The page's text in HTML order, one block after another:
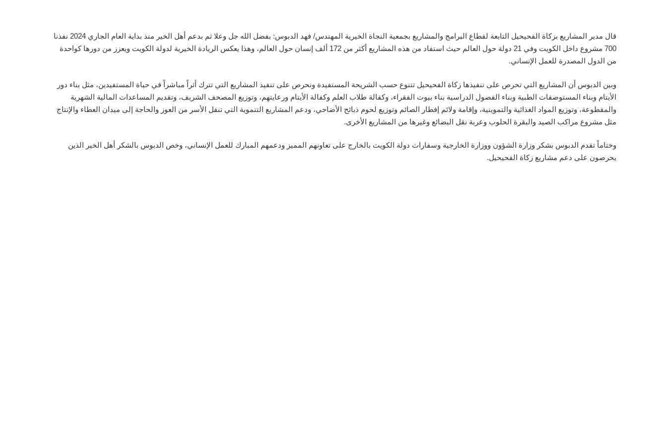
قال مدير المشاريع بزكاة الفحيحيل التابعة لقطاع البرامج والمشاريع بجمعية النجاة الخيرية المهندس/ فهد الدبوس: بفضل الله جل وعلا ثم بدعم أهل الخير منذ بداية العام الجاري 2024 نفذنا
700 مشروع داخل الكويت وفي 21 دولة حول العالم حيث استفاد من هذه المشاريع أكثر من 172 ألف إنسان حول العالم، وهذا يعكس الريادة الخيرية لدولة الكويت ويعزز من دورها كواحدة
من الدول المصدرة للعمل الإنساني.
وبين الدبوس أن المشاريع التي تحرص على تنفيذها زكاة الفحيحيل تتنوع حسب الشريحة المستفيدة ونحرص على تنفيذ المشاريع التي تترك أثراً مباشراً في حياة المستفيدين، مثل بناء دور
الأيتام وبناء المستوصفات الطبية وبناء الفصول الدراسية بناء بيوت الفقراء، وكفالة طلاب العلم وكفالة الأيتام ورعايتهم، وتوزيع المصحف الشريف، وتقديم المساعدات المالية الشهرية
والمقطوعة، وتوزيع المواد الغذائية والتموينية، وإقامة ولائم إفطار الصائم وتوزيع لحوم ذبائح الأضاحي، ودعم المشاريع التنموية التي تنقل الأسر من العوز والحاجة إلى ميدان العطاء والإنتاج
مثل مشروع مراكب الصيد والبقرة الحلوب وعربة نقل البضائع وغيرها من المشاريع الأخرى.
وختاماً تقدم الدبوس بشكر وزارة الشؤون ووزارة الخارجية وسفارات دولة الكويت بالخارج على تعاونهم المميز ودعمهم المبارك للعمل الإنساني، وخص الدبوس بالشكر أهل الخير الذين
يحرصون على دعم مشاريع زكاة الفحيحيل.